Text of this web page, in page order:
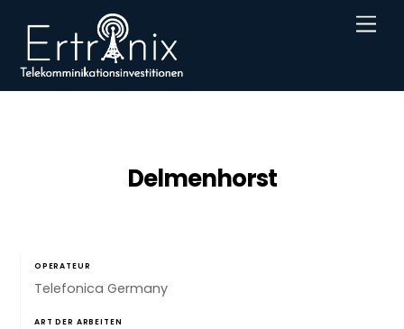
content
Delmenhorst
OPERATEUR
Telefonica Germany
ART DER ARBEITEN